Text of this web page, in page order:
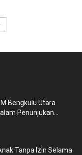
Bengkulu Utara
Penunjukan...
Tanpa Izin Selama